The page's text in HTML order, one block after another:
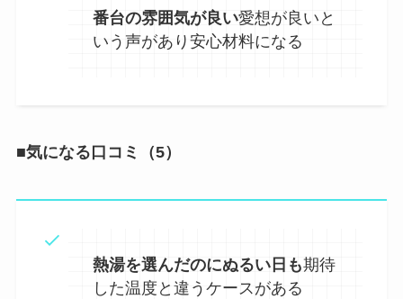
番台の雰囲気が良い愛想が良いと
いう声があり安心材料になる
■気になる口コミ（5）
熱湯を選んだのにぬるい日も期待
した温度と違うケースがある